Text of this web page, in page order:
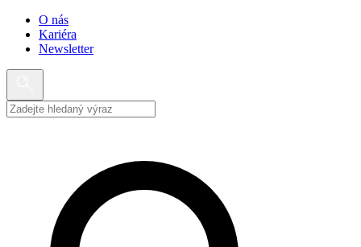
O nás
Kariéra
Newsletter